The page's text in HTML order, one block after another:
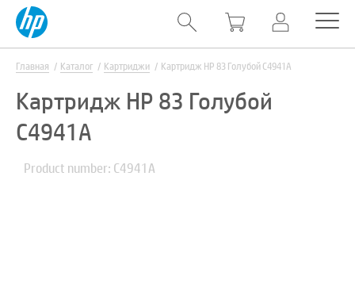
Главная Каталог Картриджи Картридж HP 83 Голубой C4941A
Картридж HP 83 Голубой
C4941A
Product number: C4941A